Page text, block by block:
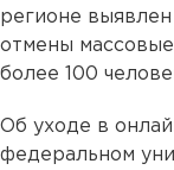
регионе
отмены
более 100
Об уходе в
федеральном